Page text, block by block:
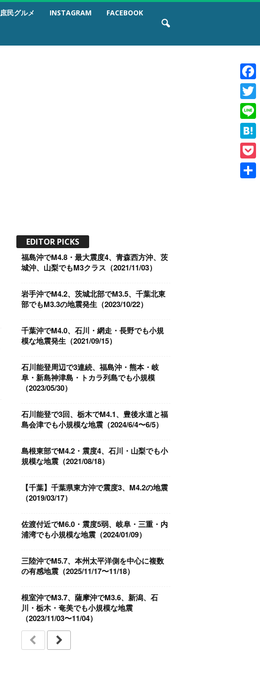
庶民グルメ INSTAGRAM FACEBOOK
EDITOR PICKS
福島沖でM4.8・最大震度4、青森西方沖、茨
城沖、山梨でもM3クラス（2021/11/03）
岩手沖でM4.2、茨城北部でM3.5、千葉北東
部でもM3.3の地震発生（2023/10/22）
千葉沖でM4.0、石川・網走・長野でも小規
模な地震発生（2021/09/15）
石川能登周辺で3連続、福島沖・熊本・岐
阜・新島神津島・トカラ列島でも小規模
（2023/05/30）
石川能登で3回、栃木でM4.1、豊後水道と福
島会津でも小規模な地震（2024/6/4〜6/5）
島根東部でM4.2・震度4、石川・山梨でも小
規模な地震（2021/08/18）
【千葉】千葉県東方沖で震度3、M4.2の地震
（2019/03/17）
佐渡付近でM6.0・震度5弱、岐阜・三重・内
浦湾でも小規模な地震（2024/01/09）
三陸沖でM5.7、本州太平洋側を中心に複数
の有感地震（2025/11/17〜11/18）
根室沖でM3.7、薩摩沖でM3.6、新潟、石
川・栃木・奄美でも小規模な地震
（2023/11/03〜11/04）
F
a
c
e
b
o
o
k
T
w
i
t
t
e
r
L
n
e
H
a
t
e
P